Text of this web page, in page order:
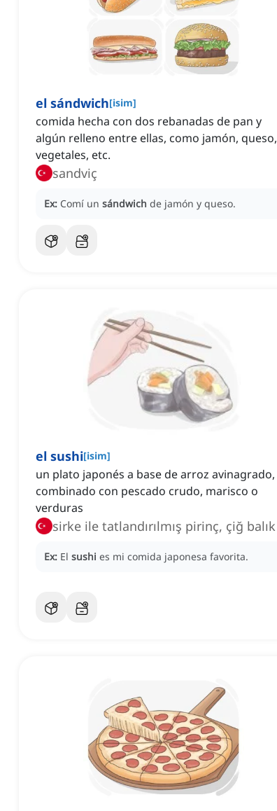
el sándwich[isim]
comida hecha con dos rebanadas de pan y
algún relleno entre ellas, como jamón, queso,
vegetales, etc.
sandviç
Ex: Comí un sándwich de jamón y queso.
el sushi[isim]
un plato japonés a base de arroz avinagrado,
combinado con pescado crudo, marisco o
verduras
sirke ile tatlandırılmış pirinç, çiğ balık
Ex: El sushi es mi comida japonesa favorita.